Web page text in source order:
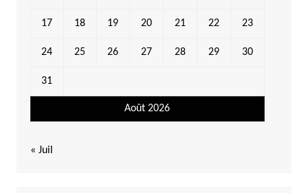
Août 2026
17 18 19 20 21 22 23
24 25 26 27 28 29 30
31
« Juil